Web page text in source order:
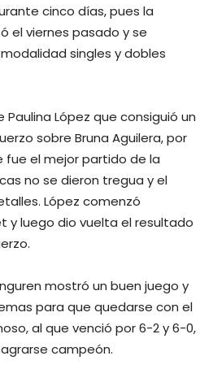
cinco días, pues la
el viernes pasado y se
singles y dobles
López que consiguió un
sobre Bruna Aguilera, por
fue el mejor partido de la
no se dieron tregua y el
López comenzó
y luego dio vuelta el resultado
mostró un buen juego y
para que quedarse con el
al que venció por 6-2 y 6-0,
campeón.